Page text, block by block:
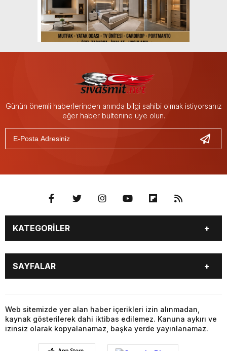
Günün önemli haberlerinden anında bilgi sahibi olmak istiyorsanız
eğer haber bültenine üye olun.
KATEGORİLER
BİYOGRAFİLER
DÜNYA
EĞİTİM
FOTO GALERİ
Genel
GÜNDEM
KÜLTÜR SANAT
MAGAZİN
SAĞLIK
SİYASET
SPOR
SAYFALAR
EĞİTİM
EKONOMİ
FOTO GALERİ
Genel
GÜNDEM
KÜLTÜR SANAT
SAĞLIK
Web sitemizde yer alan haber içerikleri izin alınmadan,
kaynak gösterilerek dahi iktibas edilemez. Kanuna aykırı ve
izinsiz olarak kopyalanamaz, başka yerde yayınlanamaz.